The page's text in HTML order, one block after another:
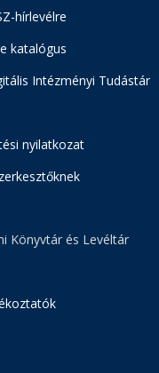
hírlevélre
katalógus
Intézményi Tudástár
nyilatkozat
Könyvtár és Levéltár